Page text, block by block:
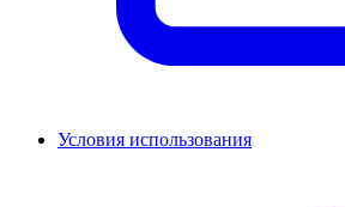
Условия использования